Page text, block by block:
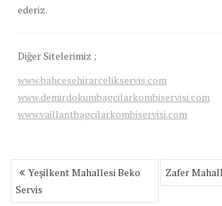
ederiz.
Diğer Sitelerimiz ;
www.bahcesehirarcelikservis.com
www.demirdokumbagcilarkombiservisi.com
www.vaillantbagcilarkombiservisi.com
Yazı
gezinmesi
Yeşilkent Mahallesi Beko
Servis
Zafer